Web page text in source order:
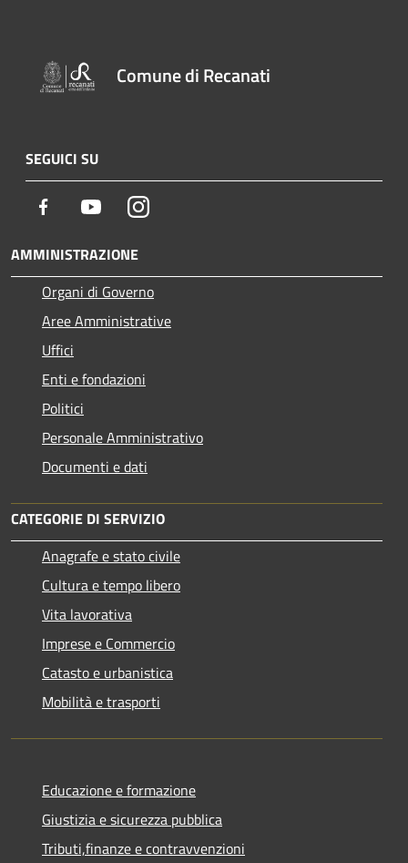
Comune di Recanati
SEGUICI SU
Facebook YoutubeInstagram
AMMINISTRAZIONE
Organi di Governo
Aree Amministrative
Uffici
Enti e fondazioni
Politici
Personale Amministrativo
Documenti e dati
CATEGORIE DI SERVIZIO
Anagrafe e stato civile
Cultura e tempo libero
Vita lavorativa
Imprese e Commercio
Catasto e urbanistica
Mobilità e trasporti
Educazione e formazione
Giustizia e sicurezza pubblica
Tributi,finanze e contravvenzioni